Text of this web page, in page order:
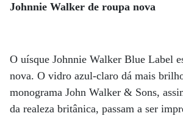
Johnnie Walker de roupa nova
O uísque Johnnie Walker Blue Label
nova. O vidro azul-claro dá mais
monograma John Walker & Sons,
da realeza britânica, passam a ser